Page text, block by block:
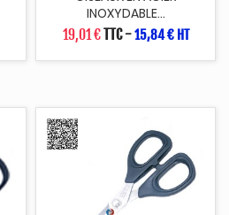
INOXYDABLE...
19,01 €TTC-15,84 € HT